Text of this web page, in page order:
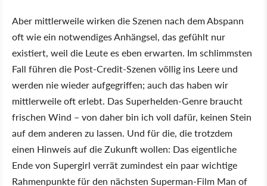
Aber mittlerweile wirken die Szenen nach dem Abspann
oft wie ein notwendiges Anhängsel, das gefühlt nur
existiert, weil die Leute es eben erwarten. Im schlimmsten
Fall führen die Post-Credit-Szenen völlig ins Leere und
werden nie wieder aufgegriffen; auch das haben wir
mittlerweile oft erlebt. Das Superhelden-Genre braucht
frischen Wind – von daher bin ich voll dafür, keinen Stein
auf dem anderen zu lassen. Und für die, die trotzdem
einen Hinweis auf die Zukunft wollen: Das eigentliche
Ende von Supergirl verrät zumindest ein paar wichtige
Rahmenpunkte für den nächsten Superman-Film Man of